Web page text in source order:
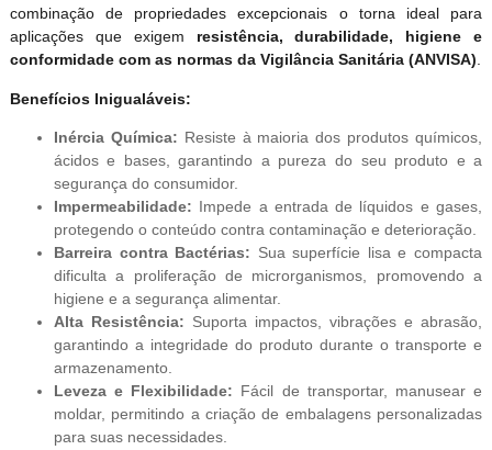
combinação de propriedades excepcionais o torna ideal para
aplicações que exigem resistência, durabilidade, higiene e
conformidade com as normas da Vigilância Sanitária (ANVISA)
Benefícios Inigualáveis:
Inércia Química: Resiste à maioria dos produtos químicos,
ácidos e bases, garantindo a pureza do seu produto e a
segurança do consumidor.
Impermeabilidade: Impede a entrada de líquidos e gases,
protegendo o conteúdo contra contaminação e deterioração.
Barreira contra Bactérias: Sua superfície lisa e compacta
dificulta a proliferação de microrganismos, promovendo a
higiene e a segurança alimentar.
Alta Resistência: Suporta impactos, vibrações e abrasão,
garantindo a integridade do produto durante o transporte e
armazenamento.
Leveza e Flexibilidade: Fácil de transportar, manusear e
moldar, permitindo a criação de embalagens personalizadas
para suas necessidades.